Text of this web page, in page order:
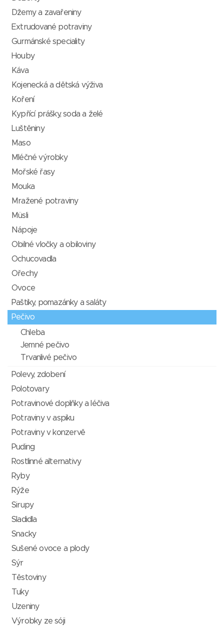
Džemy a zavařeniny
Extrudované potraviny
Gurmánské speciality
Houby
Káva
Kojenecká a dětská výživa
Koření
Kypřící prášky, soda a želé
Luštěniny
Maso
Mléčné výrobky
Mořské řasy
Mouka
Mražené potraviny
Müsli
Nápoje
Obilné vločky a obiloviny
Ochucovadla
Ořechy
Ovoce
Paštiky, pomazánky a saláty
Pečivo
Chleba
Jemné pečivo
Trvanlivé pečivo
Polevy, zdobení
Polotovary
Potravinové doplňky a léčiva
Potraviny v aspiku
Potraviny v konzervě
Puding
Rostlinné alternativy
Ryby
Rýže
Sirupy
Sladidla
Snacky
Sušené ovoce a plody
Sýr
Těstoviny
Tuky
Uzeniny
Výrobky ze sóji